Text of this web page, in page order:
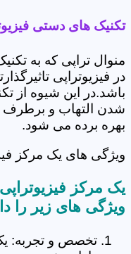
تکنیک های دستی
منوال تراپی که به
در فیزیوتراپی
باشد.در این شیوه از
شدن التهاب و
بهره برده می شود.
ویژگی های یک مرکز
یک مرکز
ویژگی های زیر را
تخصص و تجربه: یک